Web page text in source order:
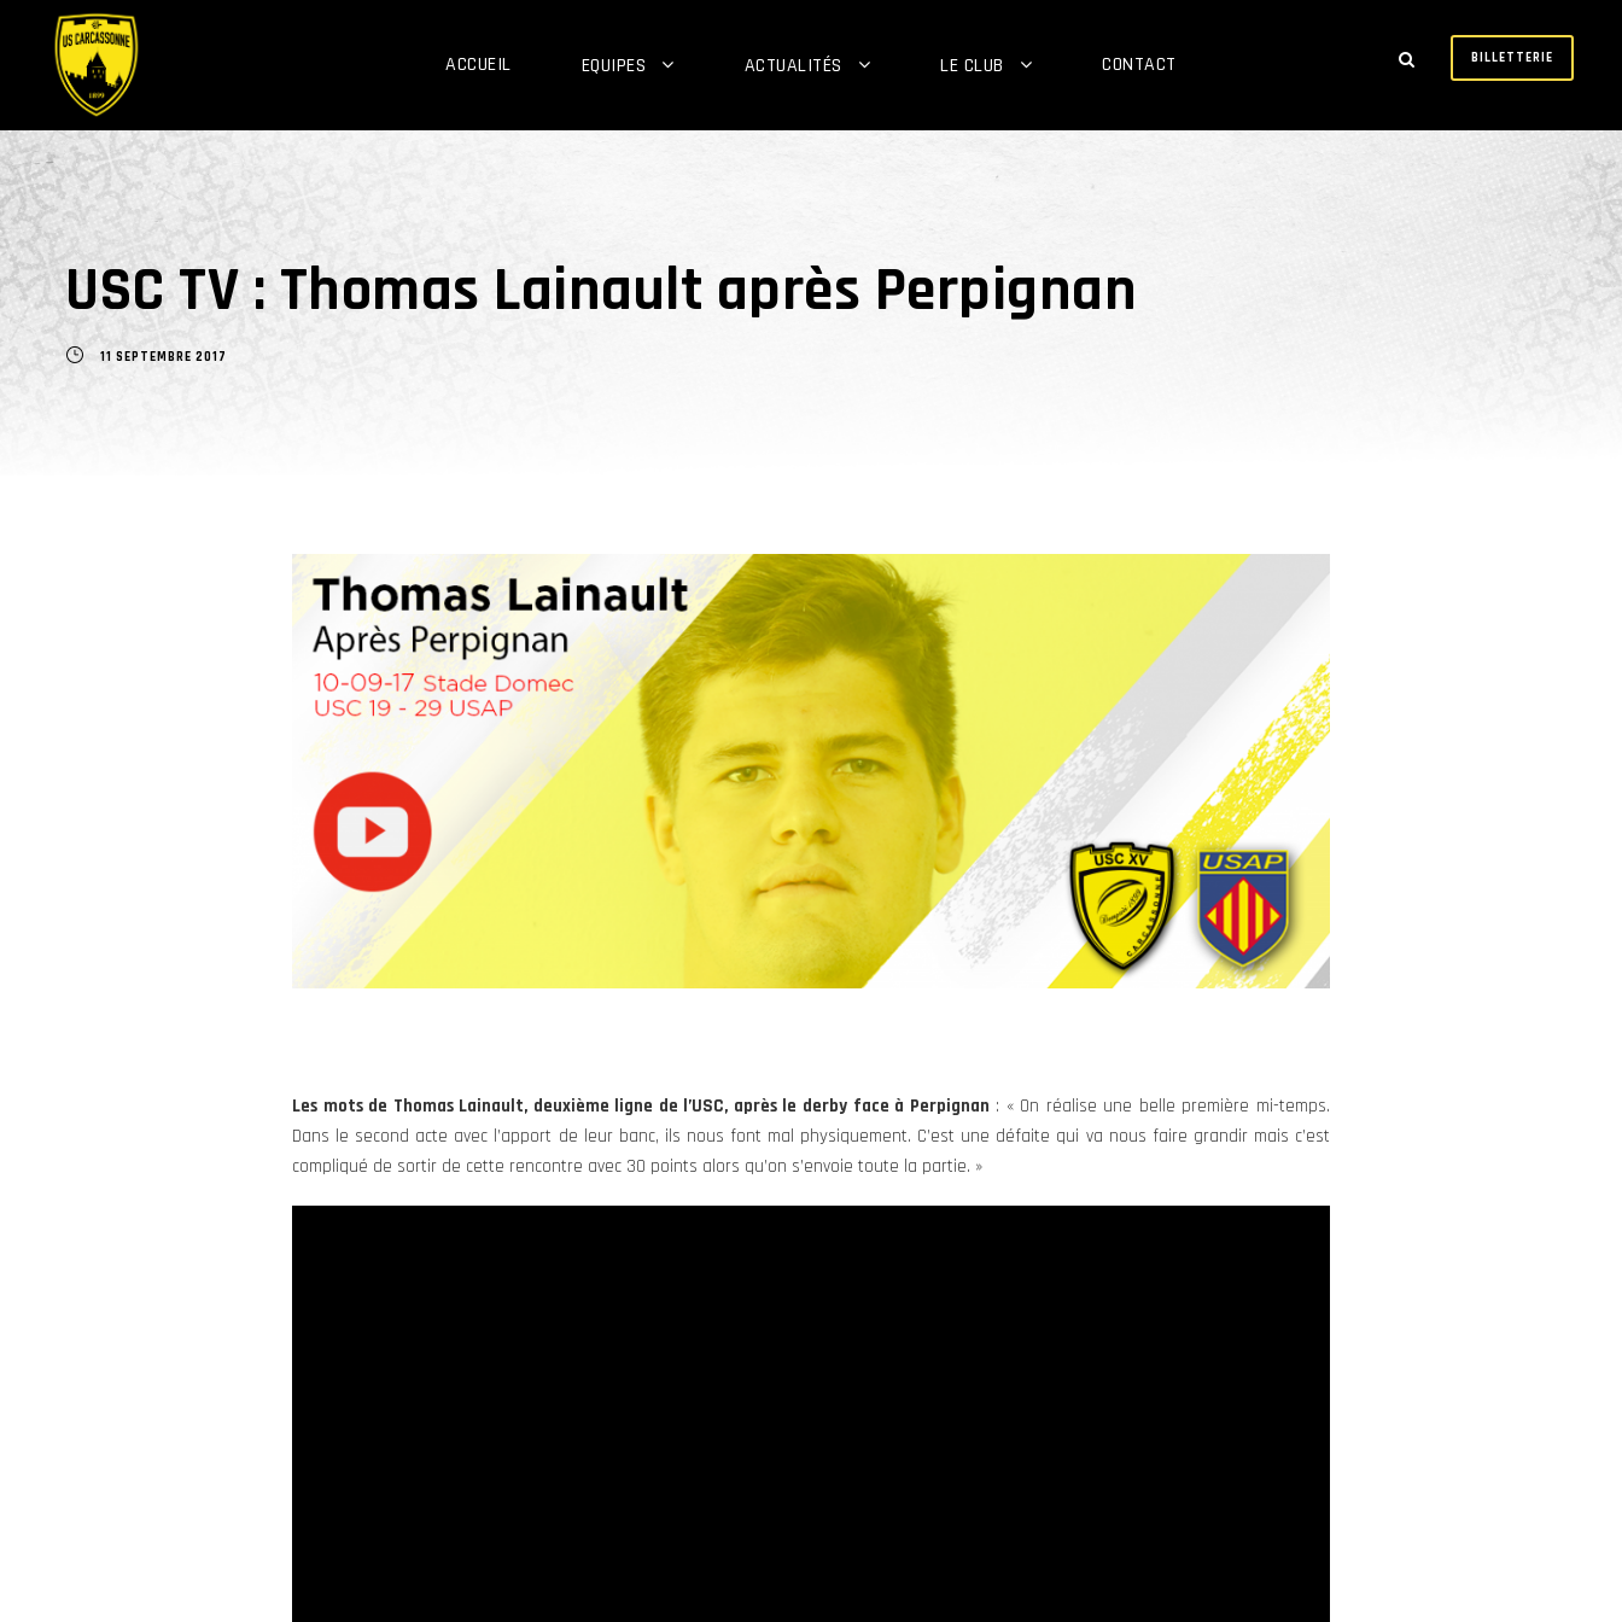
ACCUEIL EQUIPES ACTUALITÉS LE CLUB CONTACT BILLETTERIE
USC TV : Thomas Lainault après Perpignan
11 SEPTEMBRE 2017
Les mots de Thomas Lainault, deuxième ligne de l’USC, après le derby face à Perpignan : « On réalise une belle première mi-temps.
Dans le second acte avec l’apport de leur banc, ils nous font mal physiquement. C’est une défaite qui va nous faire grandir mais c’est
compliqué de sortir de cette rencontre avec 30 points alors qu’on s’envoie toute la partie. »